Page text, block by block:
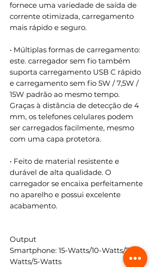
fornece uma variedade de saída de
corrente otimizada, carregamento
mais rápido e seguro.
• Múltiplas formas de carregamento:
este. carregador sem fio também
suporta carregamento USB C rápido
e carregamento sem fio 5W / 7,5W /
15W padrão ao mesmo tempo.
Graças à distância de detecção de 4
mm, os telefones celulares podem
ser carregados facilmente, mesmo
com uma capa protetora.
• Feito de material resistente e
durável de alta qualidade. O
carregador se encaixa perfeitamente
no aparelho e possui excelente
acabamento.
Output
Smartphone: 15-Watts/10-Watts/7.5-
Watts/5-Watts